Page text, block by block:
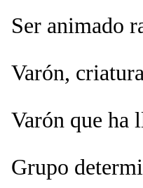
 Ser
 Varón,
 Varón que
 Grupo